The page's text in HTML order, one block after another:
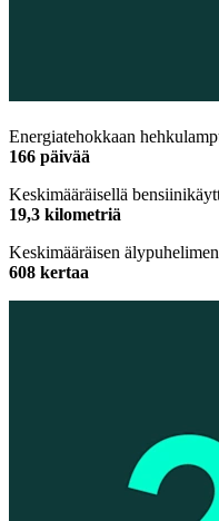
Energiatehokkaan
166 päivää
Keskimääräisellä
19,3 kilometriä
Keskimääräisen
608 kertaa